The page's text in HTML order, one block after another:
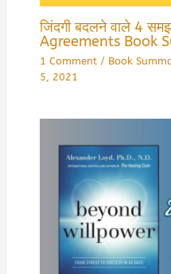
जिंदगी बदलने वाले 4
Agreements Book
1 Comment / Book
5, 2021